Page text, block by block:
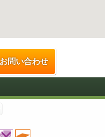
問い合わせ